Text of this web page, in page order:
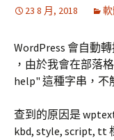
23 8 月, 2018
WordPress 會自動
，由於我會在部落
help" 這種字串，不
查到的原因是
kbd, style, script, tt